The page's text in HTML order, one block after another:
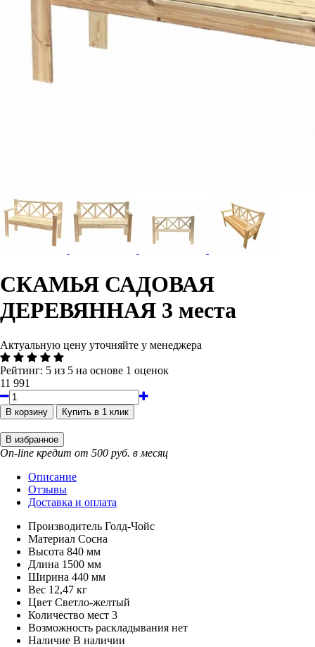
СКАМЬЯ САДОВАЯ
ДЕРЕВЯННАЯ 3 места
Актуальную цену уточняйте у менеджера
Рейтинг: 5 из 5 на основе 1 оценок
11 991
On-line кредит от 500 руб. в месяц
Описание
Отзывы
Доставка и оплата
Производитель Голд-Чойс
Материал Сосна
Высота 840 мм
Длина 1500 мм
Ширина 440 мм
Вес 12,47 кг
Цвет Светло-желтый
Количество мест 3
Возможность раскладывания нет
Наличие В наличии